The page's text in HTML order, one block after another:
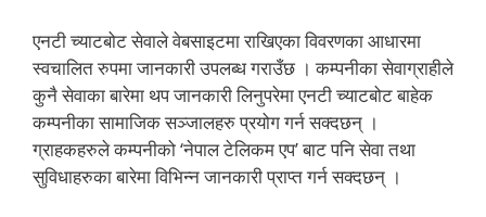
एनटी च्याटबोट सेवाले वेबसाइटमा राखिएका विवरणका आधारमा
स्वचालित रुपमा जानकारी उपलब्ध गराउँछ । कम्पनीका सेवाग्राहीले
कुनै सेवाका बारेमा थप जानकारी लिनुपरेमा एनटी च्याटबोट बाहेक
कम्पनीका सामाजिक सञ्जालहरु प्रयोग गर्न सक्दछन् ।
ग्राहकहरुले कम्पनीको ‘नेपाल टेलिकम एप’ बाट पनि सेवा तथा
सुविधाहरुका बारेमा विभिन्न जानकारी प्राप्त गर्न सक्दछन् ।